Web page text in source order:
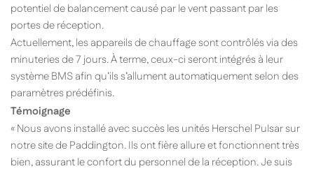
potentiel de balancement causé par le vent passant par les
portes de réception.
Actuellement, les appareils de chauffage sont contrôlés via des
minuteries de 7 jours. À terme, ceux-ci seront intégrés à leur
système BMS afin qu’ils s’allument automatiquement selon des
paramètres prédéfinis.
Témoignage
« Nous avons installé avec succès les unités Herschel Pulsar sur
notre site de Paddington. Ils ont fière allure et fonctionnent très
bien, assurant le confort du personnel de la réception. Je suis